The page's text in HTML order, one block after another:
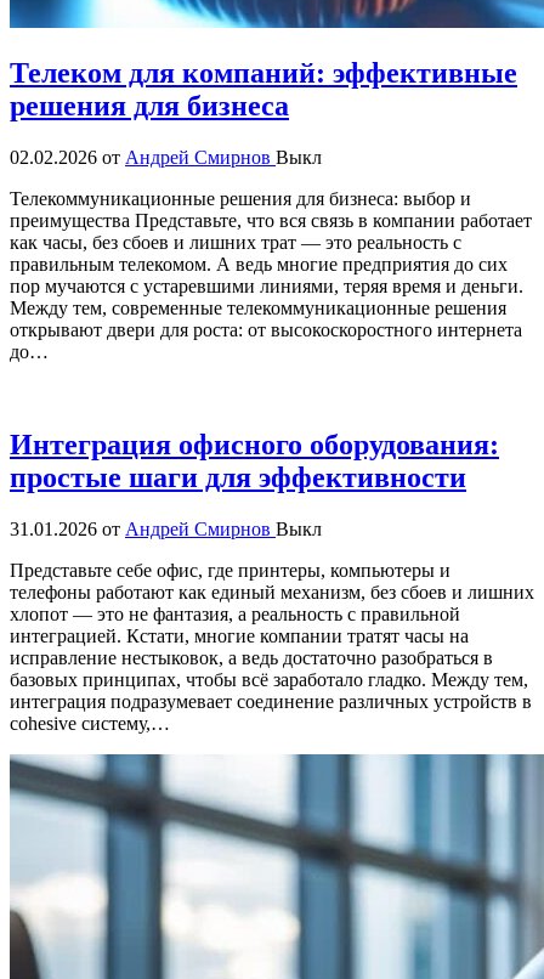
Телеком для компаний: эффективные
решения для бизнеса
02.02.2026 от Андрей Смирнов Выкл
Телекоммуникационные решения для бизнеса: выбор и
преимущества Представьте, что вся связь в компании работает
как часы, без сбоев и лишних трат — это реальность с
правильным телекомом. А ведь многие предприятия до сих
пор мучаются с устаревшими линиями, теряя время и деньги.
Между тем, современные телекоммуникационные решения
открывают двери для роста: от высокоскоростного интернета
до…
Интеграция офисного оборудования:
простые шаги для эффективности
31.01.2026 от Андрей Смирнов Выкл
Представьте себе офис, где принтеры, компьютеры и
телефоны работают как единый механизм, без сбоев и лишних
хлопот — это не фантазия, а реальность с правильной
интеграцией. Кстати, многие компании тратят часы на
исправление нестыковок, а ведь достаточно разобраться в
базовых принципах, чтобы всё заработало гладко. Между тем,
интеграция подразумевает соединение различных устройств в
cohesive систему,…